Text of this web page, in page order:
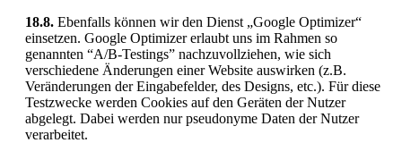
18.8. Ebenfalls können wir den Dienst „Google Optimizer“
einsetzen. Google Optimizer erlaubt uns im Rahmen so
genannten “A/B-Testings” nachzuvollziehen, wie sich
verschiedene Änderungen einer Website auswirken (z.B.
Veränderungen der Eingabefelder, des Designs, etc.). Für diese
Testzwecke werden Cookies auf den Geräten der Nutzer
abgelegt. Dabei werden nur pseudonyme Daten der Nutzer
verarbeitet.